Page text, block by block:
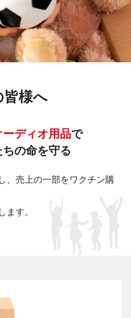
皆様へ
ーディオ用品で
の命を守る
、売上の一部をワクチン購
ます。